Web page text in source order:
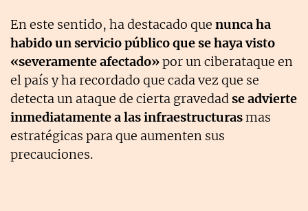
En este sentido, ha destacado que nunca ha
habido un servicio público que se haya visto
«severamente afectado»por un ciberataque en
el país y ha recordado que cada vez que se
detecta un ataque de cierta gravedadse advierte
inmediatamente a las infraestructurasmas
estratégicas para que aumenten sus
precauciones.